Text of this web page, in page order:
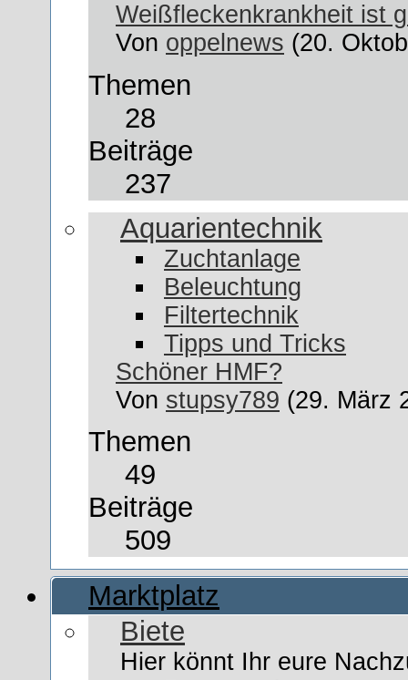
Weißfleckenkrankheit ist
Von oppelnews (20.
Themen
28
Beiträge
237
Aquarientechnik
Zuchtanlage
Beleuchtung
Filtertechnik
Tipps und Tricks
Schöner HMF?
Von stupsy789 (29. März
Themen
49
Beiträge
509
Marktplatz
Biete
Hier könnt Ihr eure